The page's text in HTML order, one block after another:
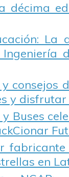
décima
La
consejos
y disfrutar
y Buses
en